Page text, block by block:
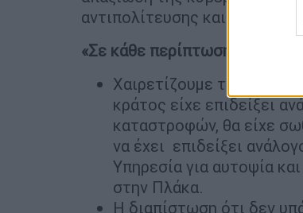
αντιπολίτευσης και συνεχίζει:
«Σε κάθε περίπτωση
Χαιρετίζουμε την
κράτος είχε επιδείξει
καταστροφών, θα είχε
να έχει επιδείξει
Υπηρεσία για αυτοψία
στην Πλάκα.
Η διαπίστωση ότι δεν